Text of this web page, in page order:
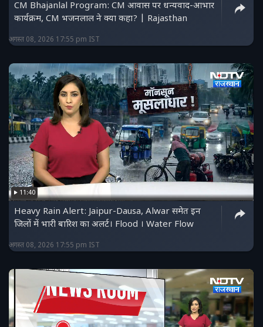
CM Bhajanlal Program: CM आवास पर धन्यवाद-आभार
कार्यक्रम, CM भजनलाल ने क्या कहा? | Rajasthan
अगस्त 08, 2026 17:55 pm IST
11:40
Heavy Rain Alert: Jaipur-Dausa, Alwar समेत इन
जिलों में भारी बारिश का अलर्ट। Flood । Water Flow
अगस्त 08, 2026 17:55 pm IST